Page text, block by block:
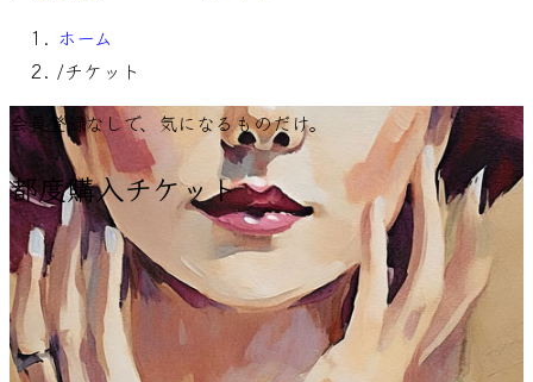
ホーム
/チケット
会員登録なしで、気になるものだけ。
都度購入チケット